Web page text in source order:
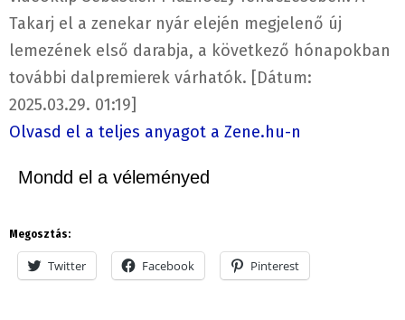
Takarj el a zenekar nyár elején megjelenő új
lemezének első darabja, a következő hónapokban
további dalpremierek várhatók. [Dátum:
2025.03.29. 01:19]
Olvasd el a teljes anyagot a Zene.hu-n
Mondd el a véleményed
Megosztás:
Twitter Facebook Pinterest